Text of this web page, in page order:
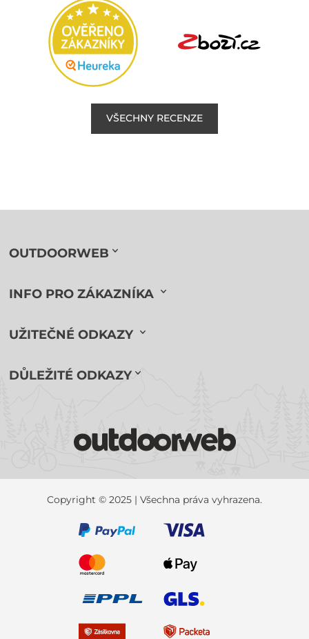
VŠECHNY RECENZE
OUTDOORWEB
INFO PRO ZÁKAZNÍKA
UŽITEČNÉ ODKAZY
DŮLEŽITÉ ODKAZY
Copyright © 2025 | Všechna práva vyhrazena.